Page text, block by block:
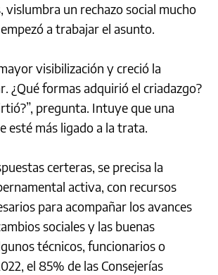
vislumbra un rechazo social mucho
a trabajar el asunto.
visibilización y creció la
¿Qué formas adquirió el criadazgo?
pregunta. Intuye que una
esté más ligado a la trata.
certeras, se precisa la
activa, con recursos
para acompañar los avances
sociales y las buenas
técnicos, funcionarios o
el 85% de las Consejerías